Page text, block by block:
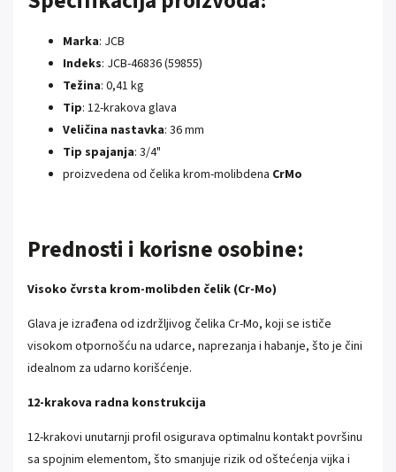
Marka: JCB
Indeks: JCB-46836 (59855)
Težina: 0,41 kg
Tip: 12-krakova glava
Veličina nastavka: 36 mm
Tip spajanja: 3/4"
proizvedena od čelika krom-molibdena CrMo
Prednosti i korisne osobine:
Visoko čvrsta krom-molibden čelik (Cr-Mo)
Glava je izrađena od izdržljivog čelika Cr-Mo, koji se ističe
visokom otpornošću na udarce, naprezanja i habanje, što je čini
idealnom za udarno korišćenje.
12-krakova radna konstrukcija
12-krakovi unutarnji profil osigurava optimalnu kontakt površinu
sa spojnim elementom, što smanjuje rizik od oštećenja vijka i